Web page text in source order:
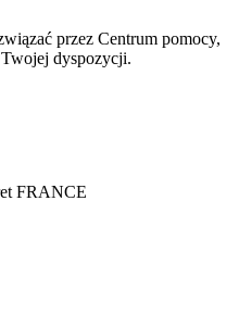
przez Centrum pomocy,
Twojej dyspozycji.
FRANCE